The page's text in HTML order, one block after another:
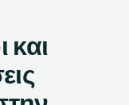
και